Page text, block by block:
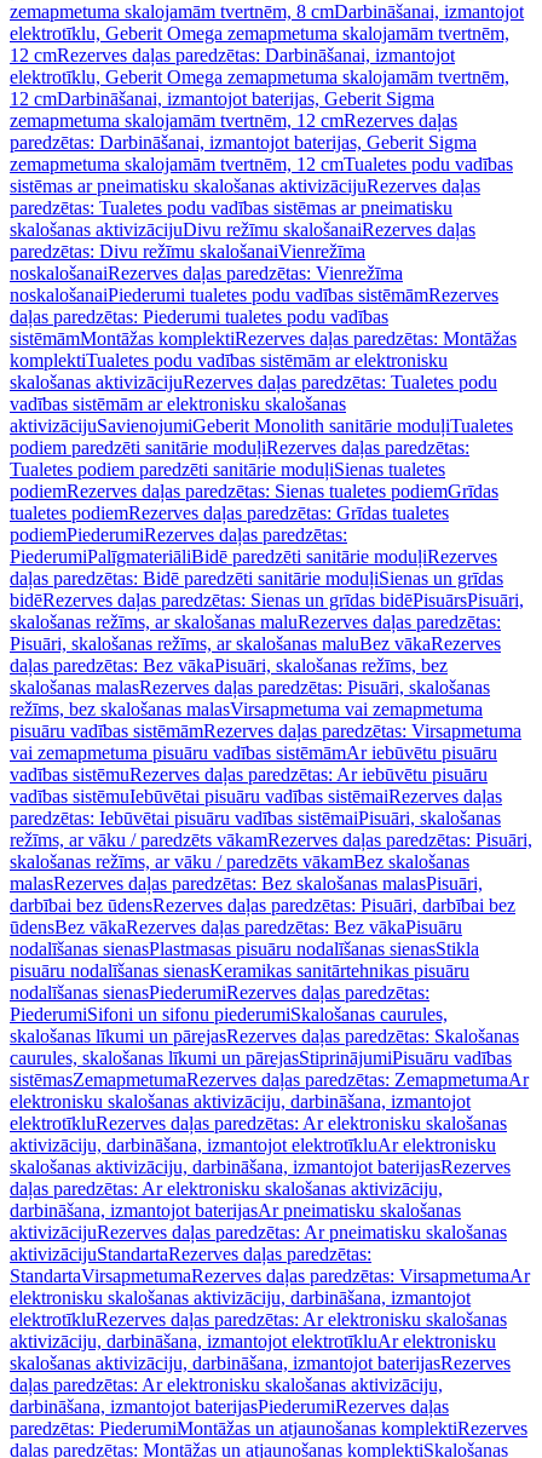
zemapmetuma skalojamām tvertnēm, 8 cmDarbināšanai, izmantojot
elektrotīklu, Geberit Omega zemapmetuma skalojamām tvertnēm,
12 cmRezerves daļas paredzētas: Darbināšanai, izmantojot
elektrotīklu, Geberit Omega zemapmetuma skalojamām tvertnēm,
12 cmDarbināšanai, izmantojot baterijas, Geberit Sigma
zemapmetuma skalojamām tvertnēm, 12 cmRezerves daļas
paredzētas: Darbināšanai, izmantojot baterijas, Geberit Sigma
zemapmetuma skalojamām tvertnēm, 12 cmTualetes podu vadības
sistēmas ar pneimatisku skalošanas aktivizācijuRezerves daļas
paredzētas: Tualetes podu vadības sistēmas ar pneimatisku
skalošanas aktivizācijuDivu režīmu skalošanaiRezerves daļas
paredzētas: Divu režīmu skalošanaiVienrežīma
noskalošanaiRezerves daļas paredzētas: Vienrežīma
noskalošanaiPiederumi tualetes podu vadības sistēmāmRezerves
daļas paredzētas: Piederumi tualetes podu vadības
sistēmāmMontāžas komplektiRezerves daļas paredzētas: Montāžas
komplektiTualetes podu vadības sistēmām ar elektronisku
skalošanas aktivizācijuRezerves daļas paredzētas: Tualetes podu
vadības sistēmām ar elektronisku skalošanas
aktivizācijuSavienojumiGeberit Monolith sanitārie moduļiTualetes
podiem paredzēti sanitārie moduļiRezerves daļas paredzētas:
Tualetes podiem paredzēti sanitārie moduļiSienas tualetes
podiemRezerves daļas paredzētas: Sienas tualetes podiemGrīdas
tualetes podiemRezerves daļas paredzētas: Grīdas tualetes
podiemPiederumiRezerves daļas paredzētas:
PiederumiPalīgmateriāliBidē paredzēti sanitārie moduļiRezerves
daļas paredzētas: Bidē paredzēti sanitārie moduļiSienas un grīdas
bidēRezerves daļas paredzētas: Sienas un grīdas bidēPisuārsPisuāri,
skalošanas režīms, ar skalošanas maluRezerves daļas paredzētas:
Pisuāri, skalošanas režīms, ar skalošanas maluBez vākaRezerves
daļas paredzētas: Bez vākaPisuāri, skalošanas režīms, bez
skalošanas malasRezerves daļas paredzētas: Pisuāri, skalošanas
režīms, bez skalošanas malasVirsapmetuma vai zemapmetuma
pisuāru vadības sistēmāmRezerves daļas paredzētas: Virsapmetuma
vai zemapmetuma pisuāru vadības sistēmāmAr iebūvētu pisuāru
vadības sistēmuRezerves daļas paredzētas: Ar iebūvētu pisuāru
vadības sistēmuIebūvētai pisuāru vadības sistēmaiRezerves daļas
paredzētas: Iebūvētai pisuāru vadības sistēmaiPisuāri, skalošanas
režīms, ar vāku / paredzēts vākamRezerves daļas paredzētas: Pisuāri,
skalošanas režīms, ar vāku / paredzēts vākamBez skalošanas
malasRezerves daļas paredzētas: Bez skalošanas malasPisuāri,
darbībai bez ūdensRezerves daļas paredzētas: Pisuāri, darbībai bez
ūdensBez vākaRezerves daļas paredzētas: Bez vākaPisuāru
nodalīšanas sienasPlastmasas pisuāru nodalīšanas sienasStikla
pisuāru nodalīšanas sienasKeramikas sanitārtehnikas pisuāru
nodalīšanas sienasPiederumiRezerves daļas paredzētas:
PiederumiSifoni un sifonu piederumiSkalošanas caurules,
skalošanas līkumi un pārejasRezerves daļas paredzētas: Skalošanas
caurules, skalošanas līkumi un pārejasStiprinājumiPisuāru vadības
sistēmasZemapmetumaRezerves daļas paredzētas: ZemapmetumaAr
elektronisku skalošanas aktivizāciju, darbināšana, izmantojot
elektrotīkluRezerves daļas paredzētas: Ar elektronisku skalošanas
aktivizāciju, darbināšana, izmantojot elektrotīkluAr elektronisku
skalošanas aktivizāciju, darbināšana, izmantojot baterijasRezerves
daļas paredzētas: Ar elektronisku skalošanas aktivizāciju,
darbināšana, izmantojot baterijasAr pneimatisku skalošanas
aktivizācijuRezerves daļas paredzētas: Ar pneimatisku skalošanas
aktivizācijuStandartaRezerves daļas paredzētas:
StandartaVirsapmetumaRezerves daļas paredzētas: VirsapmetumaAr
elektronisku skalošanas aktivizāciju, darbināšana, izmantojot
elektrotīkluRezerves daļas paredzētas: Ar elektronisku skalošanas
aktivizāciju, darbināšana, izmantojot elektrotīkluAr elektronisku
skalošanas aktivizāciju, darbināšana, izmantojot baterijasRezerves
daļas paredzētas: Ar elektronisku skalošanas aktivizāciju,
darbināšana, izmantojot baterijasPiederumiRezerves daļas
paredzētas: PiederumiMontāžas un atjaunošanas komplektiRezerves
daļas paredzētas: Montāžas un atjaunošanas komplektiSkalošanas